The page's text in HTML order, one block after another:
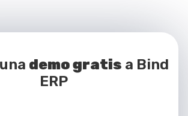
una demo gratis a Bind
ERP